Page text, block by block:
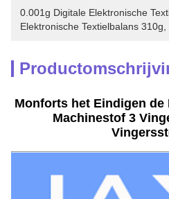
0.001g Digitale Elektronische
Elektronische Textielbalans 310g
Monforts het Eindigen de
Machinestof 3